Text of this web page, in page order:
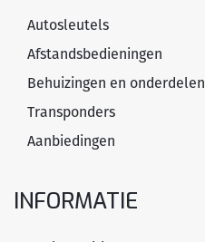
Autosleutels
Afstandsbedieningen
Behuizingen en onderdelen
Transponders
Aanbiedingen
INFORMATIE